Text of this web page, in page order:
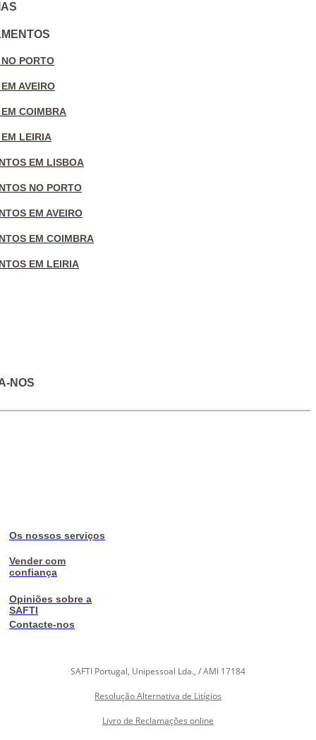
PORTO
AVEIRO
COIMBRA
LEIRIA
EM LISBOA
NO PORTO
EM AVEIRO
EM COIMBRA
EM LEIRIA
NOS
Os nossos serviços
Vender com
confiança
Opiniões sobre a
SAFTI
Contacte-nos
SAFTI Portugal, Unipessoal Lda., / AMI 17184
Resolução Alternativa de Litígios
Livro de Reclamações online